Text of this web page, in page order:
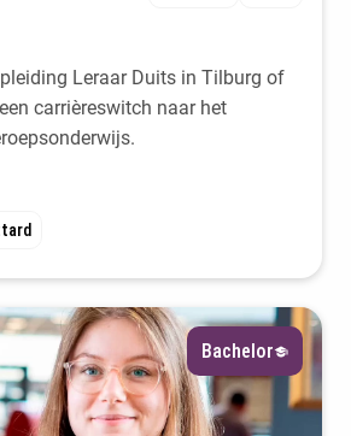
Leraar Duits in Tilburg of
carrièreswitch naar het
Bachelor